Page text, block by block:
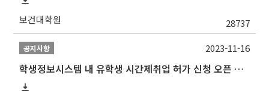
보건대학원 28737
공지사항
학생정보시스템 내 유학생 시간제취업 허가 신청 오픈 안내
2023-11-16